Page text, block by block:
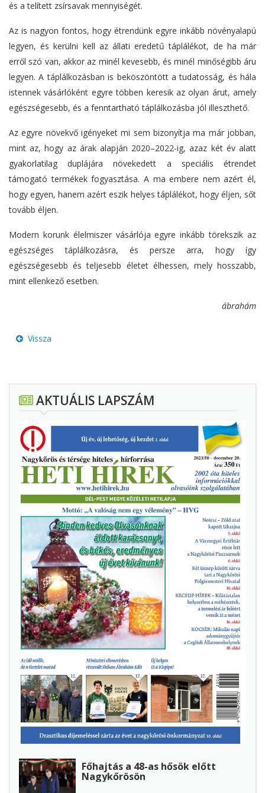
és a telített zsírsavak mennyiségét.
Az is nagyon fontos, hogy étrendünk egyre inkább növényalapú
legyen, és kerülni kell az állati eredetű táplálékot, de ha már
erről szó van, akkor az minél kevesebb, és minél minőségibb áru
legyen. A táplálkozásban is beköszöntött a tudatosság, és hála
istennek vásárlóként egyre többen keresik az olyan árut, amely
egészségesebb, és a fenntartható táplálkozásba jól illeszthető.
Az egyre növekvő igényeket mi sem bizonyítja ma már jobban,
mint az, hogy az árak alapján 2020–2022-ig, azaz két év alatt
gyakorlatilag duplájára növekedett a speciális étrendet
támogató termékek fogyasztása. A ma embere nem azért él,
hogy egyen, hanem azért eszik helyes táplálékot, hogy éljen, sőt
tovább éljen.
Modern korunk élelmiszer vásárlója egyre inkább törekszik az
egészséges táplálkozásra, és persze arra, hogy így
egészségesebb és teljesebb életet élhessen, mely hosszabb,
mint ellenkező esetben.
ábrahám
Vissza
AKTUÁLIS LAPSZÁM
Főhajtás a 48-as hősök előtt
Nagykőrösön